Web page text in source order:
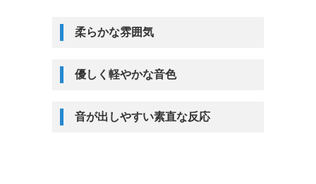
柔らかな雰囲気
優しく軽やかな音色
音が出しやすい素直な反応